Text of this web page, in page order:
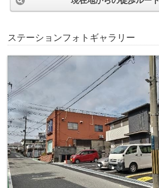
ステーションフォトギャラリー